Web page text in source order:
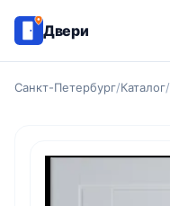
Двери
Санкт-Петербург/Каталог/